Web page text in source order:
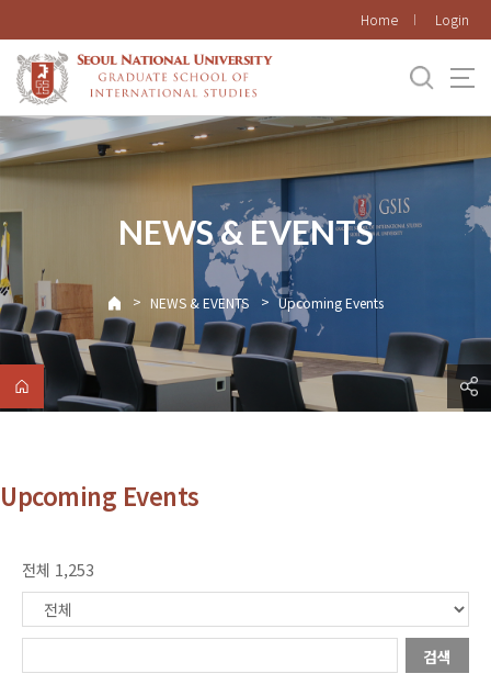
메뉴
Home Login
NEWS & EVENTS
> NEWS & EVENTS > Upcoming Events
Upcoming Events
전체 1,253
검색